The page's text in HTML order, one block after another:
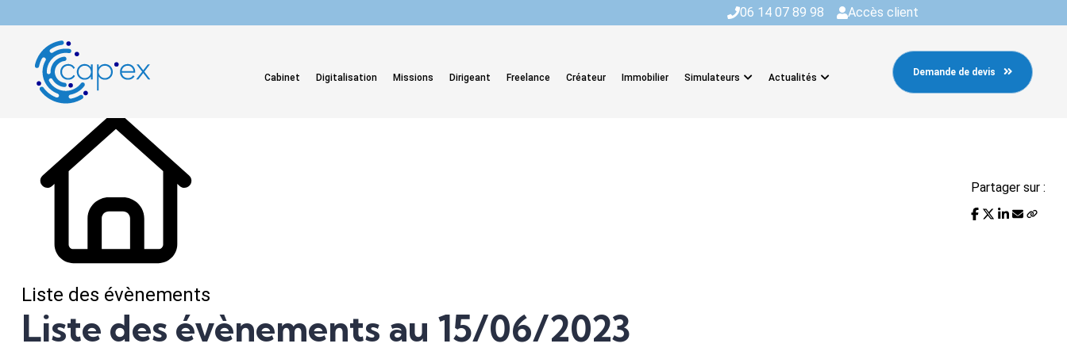
06 14 07 89 98 Accès client
Cabinet Digitalisation Missions Dirigeant Freelance Créateur Immobilier Simulateurs Actualités
Demande de devis
L'actualité du mois
Liste des évènements
Partager sur :
Liste des évènements au 15/06/2023